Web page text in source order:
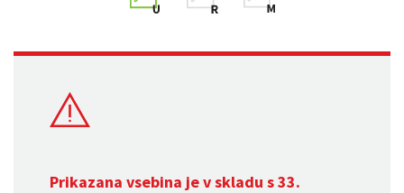
Prikazana vsebina je v skladu s 33.